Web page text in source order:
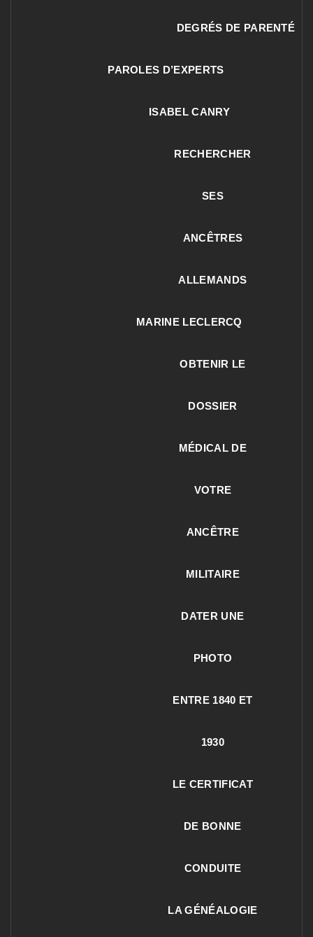
DEGRÉS DE PARENTÉ
PAROLES D’EXPERTS
ISABEL CANRY
RECHERCHER
SES
ANCÊTRES
ALLEMANDS
MARINE LECLERCQ
OBTENIR LE
DOSSIER
MÉDICAL DE
VOTRE
ANCÊTRE
MILITAIRE
DATER UNE
PHOTO
ENTRE 1840 ET
1930
LE CERTIFICAT
DE BONNE
CONDUITE
LA GÉNÉALOGIE